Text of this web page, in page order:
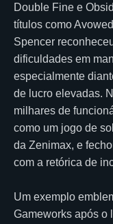
Double Fine e
títulos como
Spencer
dificuldades em
especialmente
de lucro elevadas.
milhares de
como um jogo de
da Zenimax, e
com a retórica de
Um exemplo
Gameworks após o